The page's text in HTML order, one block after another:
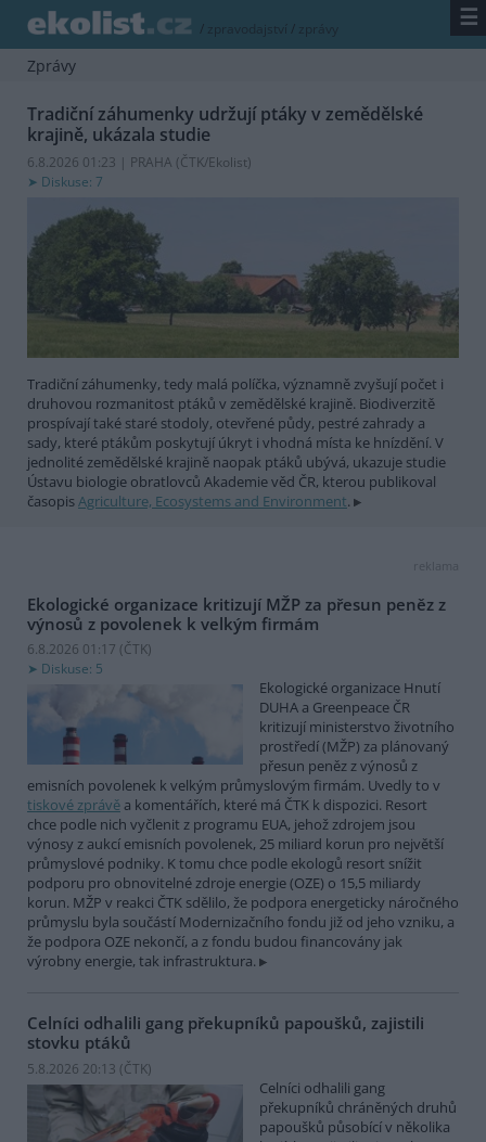
/ zpravodajství / zprávy ☰
Zprávy
Tradiční záhumenky udržují ptáky v zemědělské
krajině, ukázala studie
6.8.2026 01:23 | PRAHA (ČTK/Ekolist)
Diskuse: 7
Tradiční záhumenky, tedy malá políčka, významně zvyšují počet i
druhovou rozmanitost ptáků v zemědělské krajině. Biodiverzitě
prospívají také staré stodoly, otevřené půdy, pestré zahrady a
sady, které ptákům poskytují úkryt i vhodná místa ke hnízdění. V
jednolité zemědělské krajině naopak ptáků ubývá, ukazuje studie
Ústavu biologie obratlovců Akademie věd ČR, kterou publikoval
časopisAgriculture, Ecosystems and Environment.
reklama
Ekologické organizace kritizují MŽP za přesun peněz z
výnosů z povolenek k velkým firmám
6.8.2026 01:17 (ČTK)
Diskuse: 5
Ekologické organizace Hnutí
DUHA a Greenpeace ČR
kritizují ministerstvo životního
prostředí (MŽP) za plánovaný
přesun peněz z výnosů z
emisních povolenek k velkým průmyslovým firmám. Uvedly to v
tiskové zprávě a komentářích, které má ČTK k dispozici. Resort
chce podle nich vyčlenit z programu EUA, jehož zdrojem jsou
výnosy z aukcí emisních povolenek, 25 miliard korun pro největší
průmyslové podniky. K tomu chce podle ekologů resort snížit
podporu pro obnovitelné zdroje energie (OZE) o 15,5 miliardy
korun. MŽP v reakci ČTK sdělilo, že podpora energeticky náročného
průmyslu byla součástí Modernizačního fondu již od jeho vzniku, a
že podpora OZE nekončí, a z fondu budou financovány jak
výrobny energie, tak infrastruktura.
Celníci odhalili gang překupníků papoušků, zajistili
stovku ptáků
5.8.2026 20:13 (ČTK)
Celníci odhalili gang
překupníků chráněných druhů
papoušků působící v několika